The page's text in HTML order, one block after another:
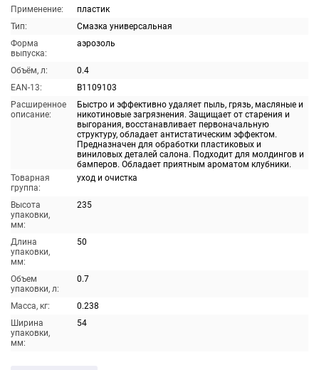
Применение:
пластик
Тип:
Смазка универсальная
Форма
выпуска:
аэрозоль
Объём, л:
0.4
EAN-13:
B1109103
Расширенное
описание:
Быстро и эффективно удаляет пыль, грязь, масляные и
никотиновые загрязнения. Защищает от старения и
выгорания, восстанавливает первоначальную
структуру, обладает антистатическим эффектом.
Предназначен для обработки пластиковых и
виниловых деталей салона. Подходит для молдингов и
бамперов. Обладает приятным ароматом клубники.
Товарная
группа:
уход и очистка
Высота
упаковки,
мм:
235
Длина
упаковки,
мм:
50
Объем
упаковки, л:
0.7
Масса, кг:
0.238
Ширина
упаковки,
мм:
54